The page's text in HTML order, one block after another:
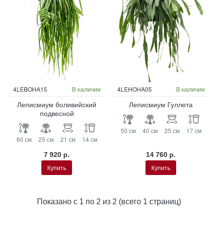
4LEBOHA15 В наличии
Леписмиум боливийский
подвесной
60 см 25 см 21 см 14 см
7 920 р.
Купить
4LEHOHA05 В наличии
Леписмиум Гуллета
50 см 40 см 25 см 17 см
14 760 р.
Купить
Показано с 1 по 2 из 2 (всего 1 страниц)